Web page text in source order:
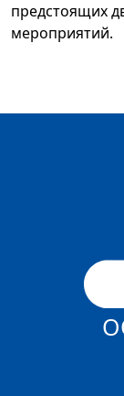
предстоящих
мероприятий.